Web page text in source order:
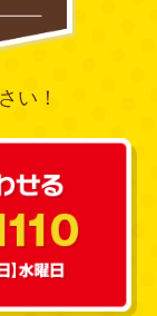
い！